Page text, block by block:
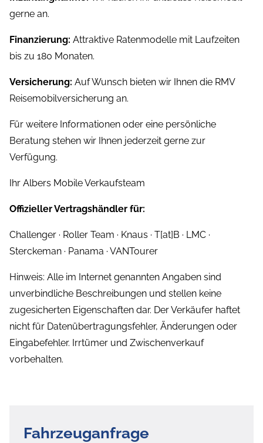
gerne an.
Finanzierung: Attraktive Ratenmodelle mit Laufzeiten
bis zu 180 Monaten.
Versicherung: Auf Wunsch bieten wir Ihnen die RMV
Reisemobilversicherung an.
Für weitere Informationen oder eine persönliche
Beratung stehen wir Ihnen jederzeit gerne zur
Verfügung.
Ihr Albers Mobile Verkaufsteam
Offizieller Vertragshändler für:
Challenger · Roller Team · Knaus · T[at]B · LMC ·
Sterckeman · Panama · VANTourer
Hinweis: Alle im Internet genannten Angaben sind
unverbindliche Beschreibungen und stellen keine
zugesicherten Eigenschaften dar. Der Verkäufer haftet
nicht für Datenübertragungsfehler, Änderungen oder
Eingabefehler. Irrtümer und Zwischenverkauf
vorbehalten.
Fahrzeuganfrage